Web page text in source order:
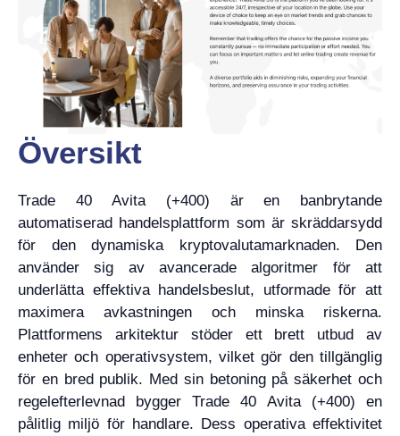
Översikt
Trade 40 Avita (+400) är en banbrytande
automatiserad handelsplattform som är skräddarsydd
för den dynamiska kryptovalutamarknaden. Den
använder sig av avancerade algoritmer för att
underlätta effektiva handelsbeslut, utformade för att
maximera avkastningen och minska riskerna.
Plattformens arkitektur stöder ett brett utbud av
enheter och operativsystem, vilket gör den tillgänglig
för en bred publik. Med sin betoning på säkerhet och
regelefterlevnad bygger Trade 40 Avita (+400) en
pålitlig miljö för handlare. Dess operativa effektivitet